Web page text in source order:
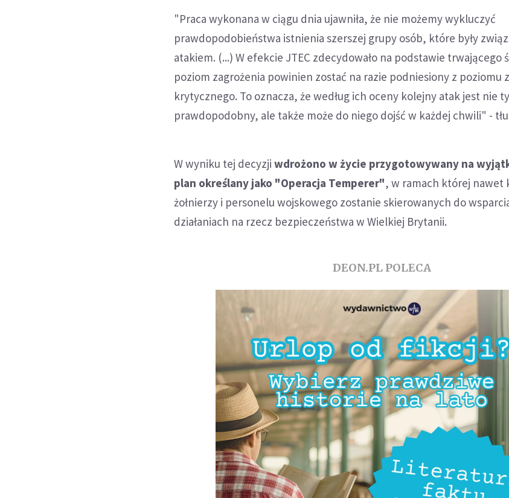
"Praca wykonana w ciągu dnia ujawniła, że nie możemy wykluczyć
prawdopodobieństwa istnienia szerszej grupy osób, które były
atakiem. (...) W efekcie JTEC zdecydowało na podstawie trwającego
poziom zagrożenia powinien zostać na razie podniesiony z poziomu
krytycznego. To oznacza, że według ich oceny kolejny atak jest nie
prawdopodobny, ale także może do niego dojść w każdej chwili" -
W wyniku tej decyzjiwdrożono w życie przygotowywany na
plan określany jako "Operacja Temperer", w ramach której nawet
żołnierzy i personelu wojskowego zostanie skierowanych do
działaniach na rzecz bezpieczeństwa w Wielkiej Brytanii.
DEON.PL POLECA